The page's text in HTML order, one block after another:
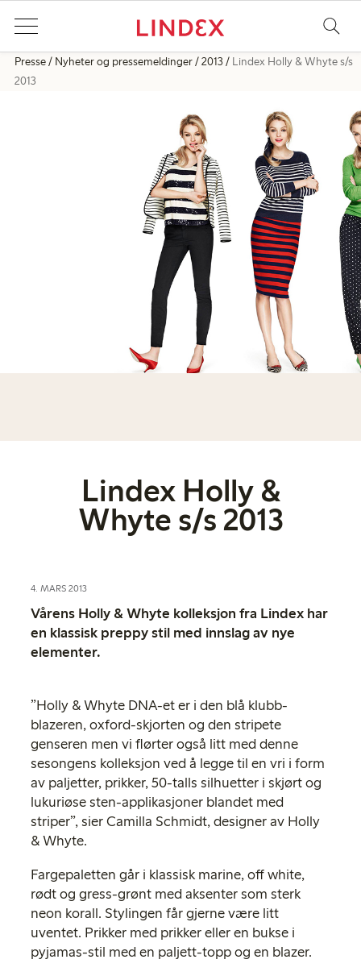
Presse Nyheter og pressemeldinger 2013
Lindex Holly & Whyte s/s
2013
Lindex Holly &
Whyte s/s 2013
4. MARS 2013
Vårens Holly & Whyte kolleksjon fra Lindex har
en klassisk preppy stil med innslag av nye
elementer.
”Holly & Whyte DNA-et er i den blå klubb-
blazeren, oxford-skjorten og den stripete
genseren men vi flørter også litt med denne
sesongens kolleksjon ved å legge til en vri i form
av paljetter, prikker, 50-talls silhuetter i skjørt og
lukuriøse sten-applikasjoner blandet med
striper”, sier Camilla Schmidt, designer av Holly
& Whyte.
Fargepaletten går i klassisk marine, off white,
rødt og gress-grønt med aksenter som sterk
neon korall. Stylingen får gjerne være litt
uventet. Prikker med prikker eller en bukse i
pyjamas-stil med en paljett-topp og en blazer.